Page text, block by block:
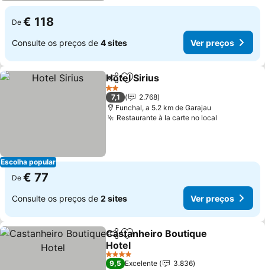
De € 118
Consulte os preços de 4 sites Ver preços
Escolha popular
PartilharAdicionar aos favoritos
Hotel Sirius
2 Estrelas
7,1
2.768
Funchal, a 5.2 km de Garajau
Restaurante à la carte no local
De € 77
Consulte os preços de 2 sites Ver preços
PartilharAdicionar aos favoritos
Castanheiro Boutique
Hotel
Ver preços
4 Estrelas
9,5 Excelente
3.836